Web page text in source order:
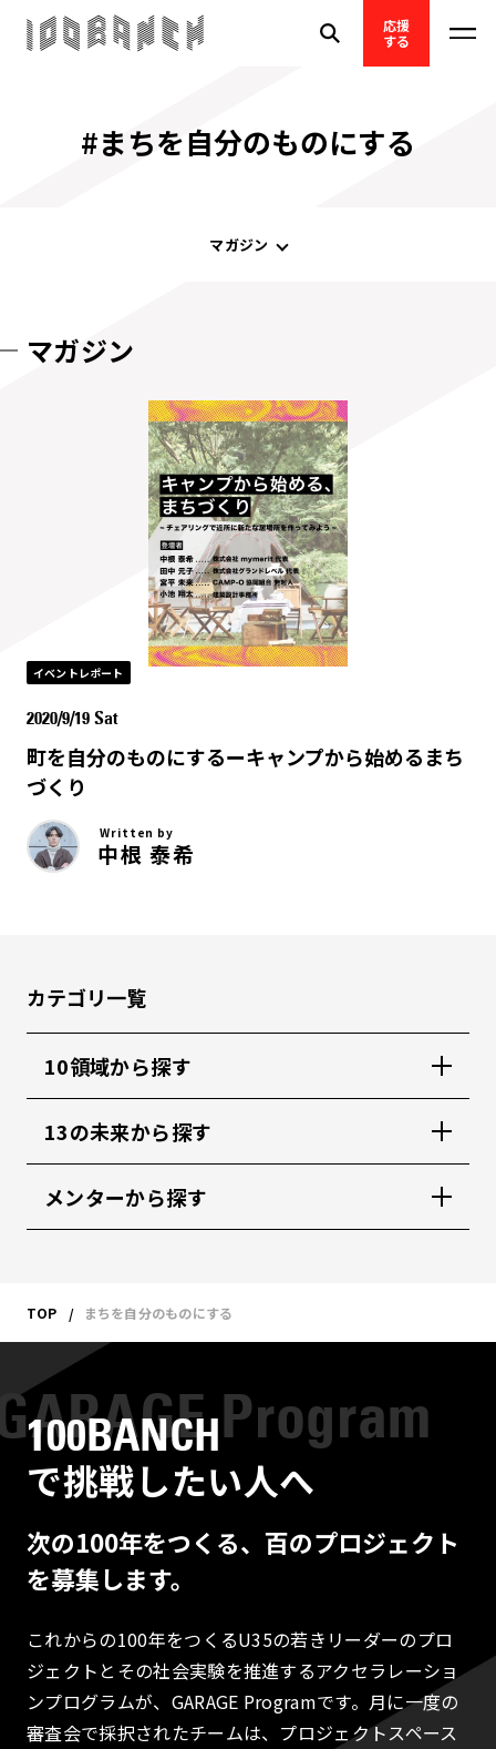
応援
する
#まちを自分のものにする
マガジン
マガジン
イベントレポート
2020/9/19 Sat
町を自分のものにするーキャンプから始めるまち
づくり
Written by
中根 泰希
カテゴリ一覧
10領域から探す
13の未来から探す
メンターから探す
TOP まちを自分のものにする
100BANCH
で挑戦したい人へ
次の100年をつくる、百のプロジェクト
を募集します。
これからの100年をつくるU35の若きリーダーのプロ
ジェクトとその社会実験を推進するアクセラレーショ
ンプログラムが、GARAGE Programです。月に一度の
審査会で採択されたチームは、プロジェクトスペース